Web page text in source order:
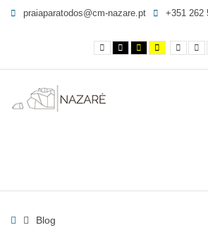
Blog
2
praiaparatodos@cm-nazare.pt +351 262
Contraste
normal
Contraste
preto
branco
Contraste
preto
amarelo
Yellow
and
contrast
Smaller
Font
HomeBlog